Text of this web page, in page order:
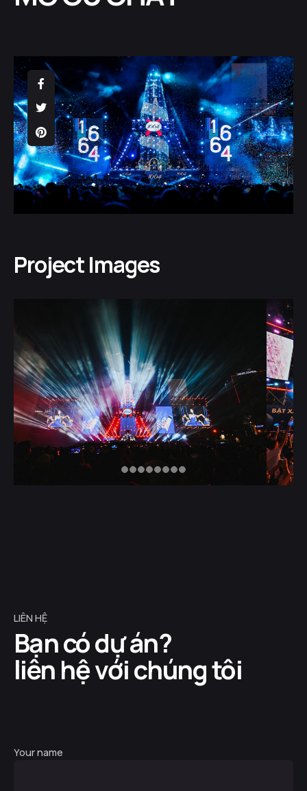
Project Images
LIÊN HỆ
Bạn có dự án?
liên hệ với chúng tôi
Your name